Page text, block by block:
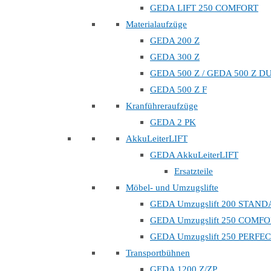
GEDA LIFT 250 COMFORT
Materialaufzüge
GEDA 200 Z
GEDA 300 Z
GEDA 500 Z / GEDA 500 Z
GEDA 500 Z F
Kranführeraufzüge
GEDA 2 PK
AkkuLeiterLIFT
GEDA AkkuLeiterLIFT
Ersatzteile
Möbel- und Umzugslifte
GEDA Umzugslift 200
GEDA Umzugslift 250
GEDA Umzugslift 250
Transportbühnen